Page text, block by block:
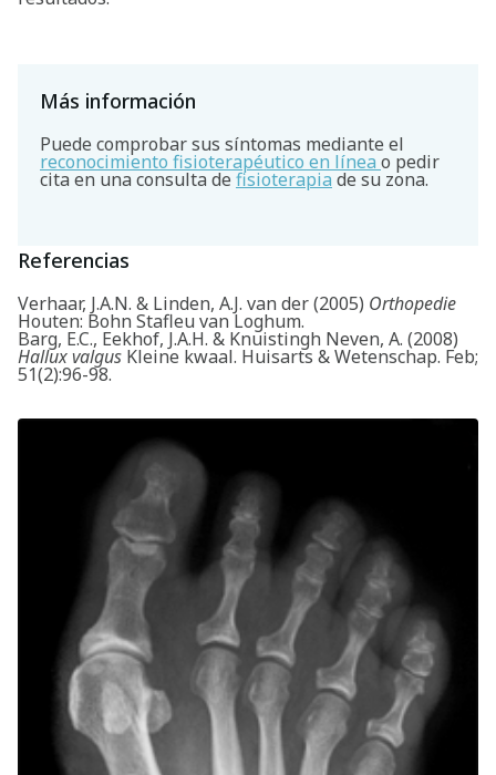
Más información
Puede comprobar sus síntomas mediante el
reconocimiento fisioterapéutico en línea o pedir
cita en una consulta de fisioterapia de su zona.
Referencias
Verhaar, J.A.N. & Linden, A.J. van der (2005) Orthopedie
Houten: Bohn Stafleu van Loghum.
Barg, E.C., Eekhof, J.A.H. & Knuistingh Neven, A. (2008)
Hallux valgus Kleine kwaal. Huisarts & Wetenschap. Feb;
51(2):96-98.